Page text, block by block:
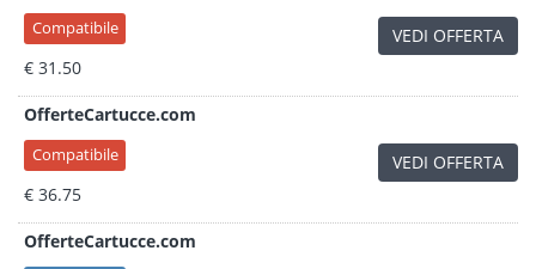
Compatibile
€ 31.50
VEDI OFFERTA
OfferteCartucce.com
Compatibile
€ 36.75
VEDI OFFERTA
OfferteCartucce.com